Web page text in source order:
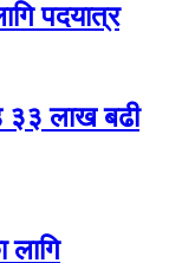
पदयात्र
३३ लाख बढी
लागि